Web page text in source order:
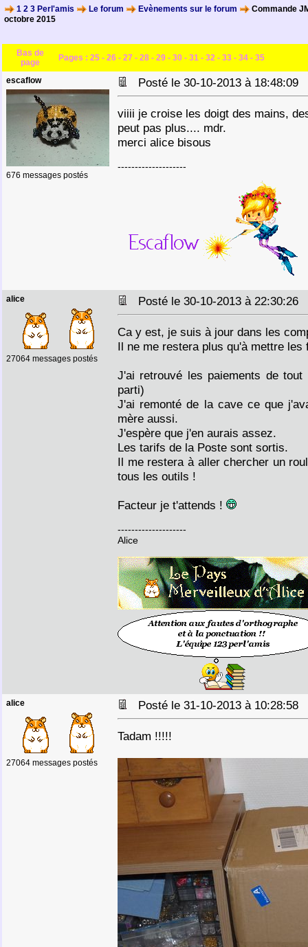
1 2 3 Perl'amis Le forum Evènements sur le forum
Commande
octobre 2015
Bas de
page
Pages : 25 - 26 - 27 - 28 - 29 - 30 - 31 - 32 - 33 - 34 - 35
escaflow
676 messages postés
Posté le 30-10-2013 à 18:48:09
viiii je croise les doigt des mains,
peut pas plus.... mdr.
merci alice bisous
--------------------
alice
27064 messages postés
Posté le 30-10-2013 à 22:30:26
Ca y est, je suis à jour dans les
Il ne me restera plus qu'à mettre les
J'ai retrouvé les paiements de
parti)
J'ai remonté de la cave ce que
mère aussi.
J'espère que j'en aurais assez.
Les tarifs de la Poste sont sortis.
Il me restera à aller chercher un
tous les outils !
Facteur je t'attends !
--------------------
Alice
alice
27064 messages postés
Posté le 31-10-2013 à 10:28:58
Tadam !!!!!